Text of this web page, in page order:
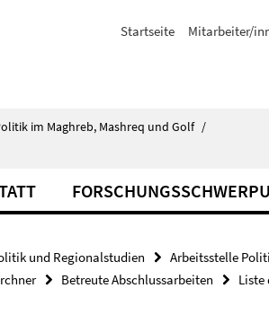
Startseite Mitarbeiter/
im Maghreb, Mashreq und Golf /
und Regionalstudien Arbeitsstelle
Betreute Abschlussarbeiten
Liste